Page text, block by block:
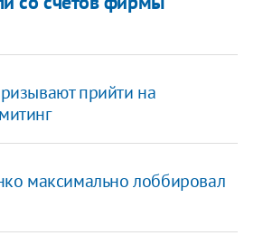
прийти на
максимально лоббировал